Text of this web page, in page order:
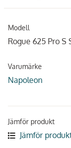
Modell
Rogue 625 Pro
Varumärke
Napoleon
Jämför produkt
Jämför